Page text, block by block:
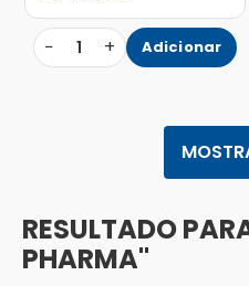
− 1 + Adicionar
PHARMA